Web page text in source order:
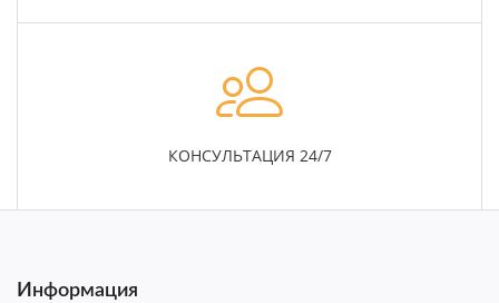
КОНСУЛЬТАЦИЯ 24/7
Информация